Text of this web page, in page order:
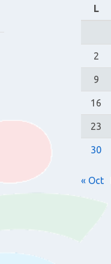
L
2
9
16
23
30
« Oct